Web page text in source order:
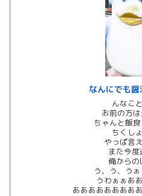
なんにでも
んなこ
お前の方
ちゃんと飯
ちくしょ
やっぱ言
また今度
俺から
う、う、うぁ
うわぁぁあ
ああああああああ